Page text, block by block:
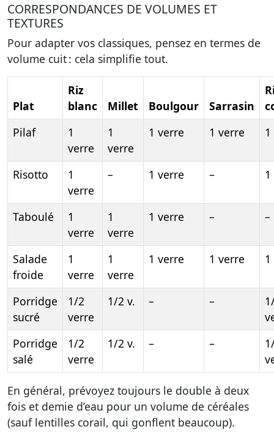
CORRESPONDANCES DE VOLUMES ET
TEXTURES
Pour adapter vos classiques, pensez en termes de
volume cuit : cela simplifie tout.
Plat
Riz
blanc
Millet Boulgour Sarrasin
Pilaf
1
verre
1
verre
1 verre 1 verre
Risotto
1
verre
– 1 verre –
Taboulé
1
verre
1
verre
1 verre – –
Salade
froide
1
verre
1
verre
1 verre 1 verre
Porridge
sucré
1/2
verre
1/2 v. – –
Porridge
salé
1/2
verre
1/2 v. – –
En général, prévoyez toujours le double à deux
fois et demie d’eau pour un volume de céréales
(sauf lentilles corail, qui gonflent beaucoup).